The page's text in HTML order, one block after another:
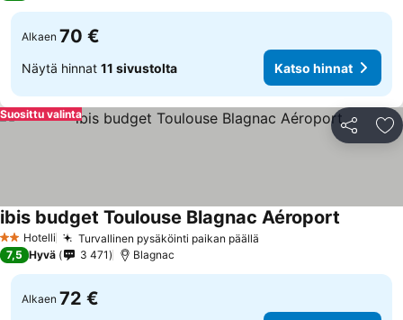
Alkaen 70 €
Näytä hinnat 11 sivustolta Katso hinnat
Jaa
Suosittu valinta
2 Tähtiluokitus
Hotelli Turvallinen pysäköinti paikan päällä
ibis budget Toulouse Blagnac Aéroport
7,5 Hyvä 3 471 Blagnac
Alkaen 72 €